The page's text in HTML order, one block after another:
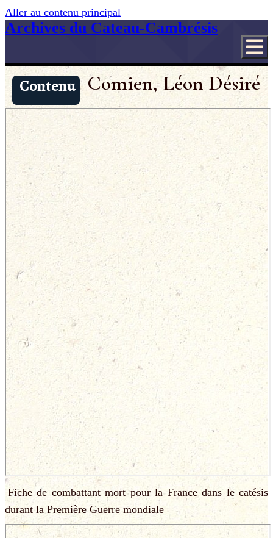
Aller au contenu principal
Archives du Cateau-Cambrésis
Contenu Comien, Léon Désiré
Fiche de combattant mort pour la France dans le catésis
durant la Première Guerre mondiale